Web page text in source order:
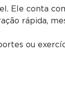
Ele conta
rápida,
ou